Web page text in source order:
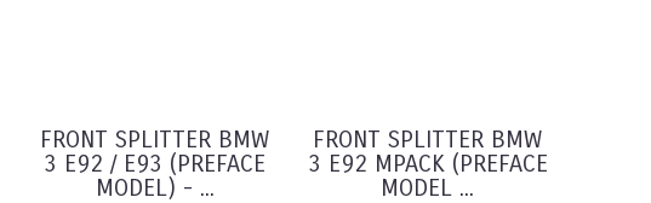
FRONT SPLITTER BMW
3 E92 / E93 (PREFACE
MODEL) - ...
FRONT SPLITTER BMW
3 E92 MPACK (PREFACE
MODEL ...